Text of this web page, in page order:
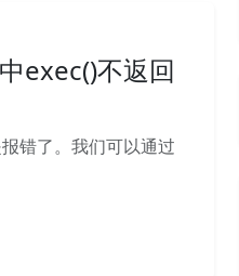
exec()不返回
错了。我们可以通过